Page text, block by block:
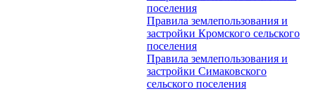
поселения
Правила землепользования и
застройки Кромского сельского
поселения
Правила землепользования и
застройки Симаковского
сельского поселения